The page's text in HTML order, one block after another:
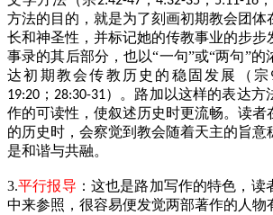
方法的目的，就是为了刻画初期教会团体
长和神圣性，并标记她的传教事业的步步
事录的其后部分，也以“一句”或“两句”的
达初期教会传教历史的稳固发展（宗
19:20 ； 28:30-31）。路加以这样的表达方
作的可读性，使叙述历史时更流畅。读者
的历史时，会察觉到教会随着天主的旨意
是和谐与共融。
3.平行报导 ：这也是路加写作的特色，
中来参照，很容易便发觉两部著作的人物